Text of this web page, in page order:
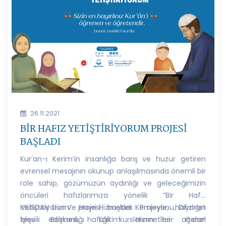
26.11.2021
BİR HAFIZ YETİŞTİRİYORUM PROJESİ
BAŞLADI
Kur’an-ı Kerim’in insanlığa barış ve huzur getiren
evrensel mesajının okunup anlaşılmasında önemli bir
role sahip, gözümüzün aydınlığı ve geleceğimizin
öncüleri hafızlarımıza yönelik “Bir Hafız
Yetiştiriyorum” projesi başladı. Projeyle, hafızlığın
teşvik edilmesi, hafızlık kurslarının her açıdan
MÜSDAV Dini ve Hayri Hizmetler Komisyonu, Diyanet
İşleri Başkanlığı Eğitim Hizmetleri Genel